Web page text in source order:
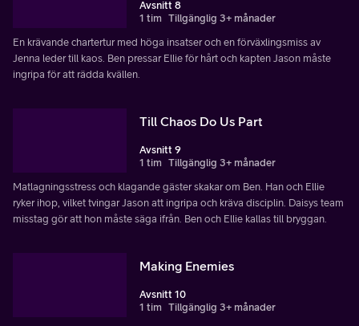
Avsnitt 8
1 tim Tillgänglig 3+ månader
En krävande chartertur med höga insatser och en förväxlingsmiss av
Jenna leder till kaos. Ben pressar Ellie för hårt och kapten Jason måste
ingripa för att rädda kvällen.
Till Chaos Do Us Part
Avsnitt 9
1 tim Tillgänglig 3+ månader
Matlagningsstress och klagande gäster skakar om Ben. Han och Ellie
ryker ihop, vilket tvingar Jason att ingripa och kräva disciplin. Daisys team
misstag gör att hon måste säga ifrån. Ben och Ellie kallas till bryggan.
Making Enemies
Avsnitt 10
1 tim Tillgänglig 3+ månader